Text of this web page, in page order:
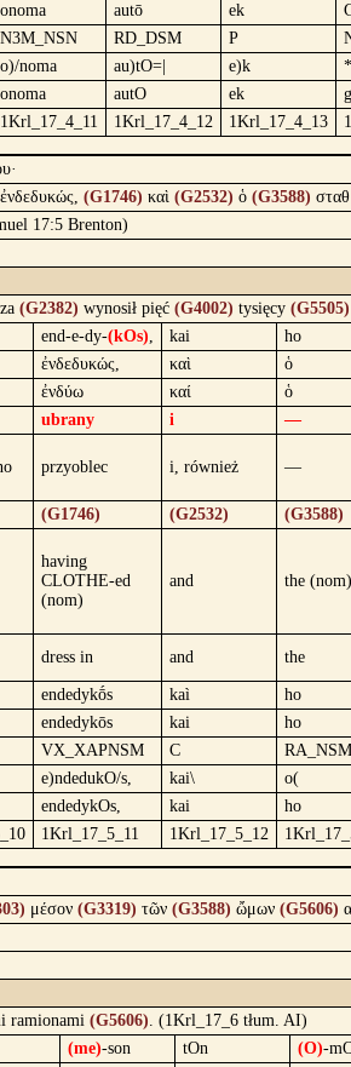
onoma autō ek
N3M_NSN RD_DSM P
o)/noma au)tO=| e)k
onoma autO ek
1Krl_17_4_11 1Krl_17_4_12 1Krl_17_4_13
ἐνδεδυκώς, (G1746) καὶ (G2532) ὁ (G3588)
17:5 Brenton)
(G2382) wynosił pięć (G4002) tysięcy (G5505)
end-e-dy-(kOs), kai
ho
ἐνδεδυκώς, καὶ
ὁ
ἐνδύω καί
ὁ
ubrany i —
przyoblec i, również —
(G1746) (G2532) (G3588)
having
CLOTHE-ed
(nom)
and the (nom)
dress in and the
endedykṓs kaì
ho
endedykōs kai
ho
VX_XAPNSM C
RA_NSM
e)ndedukO/s, kai\
o(
endedykOs, kai
ho
1Krl_17_5_11 1Krl_17_5_12
μέσον (G3319) τῶν (G3588) ὤμων (G5606)
ramionami (G5606). (1Krl_17_6 tłum. AI)
(me)-son tOn (O)-